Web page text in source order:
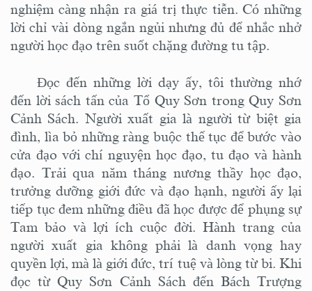
nghiệm càng nhận ra giá trị thực tiễn. Có những
lời chỉ vài dòng ngắn ngủi nhưng đủ để nhắc nhở
người học đạo trên suốt chặng đường tu tập.
Đọc đến những lời dạy ấy, tôi thường nhớ
đến lời sách tấn của Tổ Quy Sơn trong Quy Sơn
Cảnh Sách. Người xuất gia là người từ biệt gia
đình, lìa bỏ những ràng buộc thế tục để bước vào
cửa đạo với chí nguyện học đạo, tu đạo và hành
đạo. Trải qua năm tháng nương thầy học đạo,
trưởng dưỡng giới đức và đạo hạnh, người ấy lại
tiếp tục đem những điều đã học được để phụng sự
Tam bảo và lợi ích cuộc đời. Hành trang của
người xuất gia không phải là danh vọng hay
quyền lợi, mà là giới đức, trí tuệ và lòng từ bi. Khi
đọc từ Quy Sơn Cảnh Sách đến Bách Trượng